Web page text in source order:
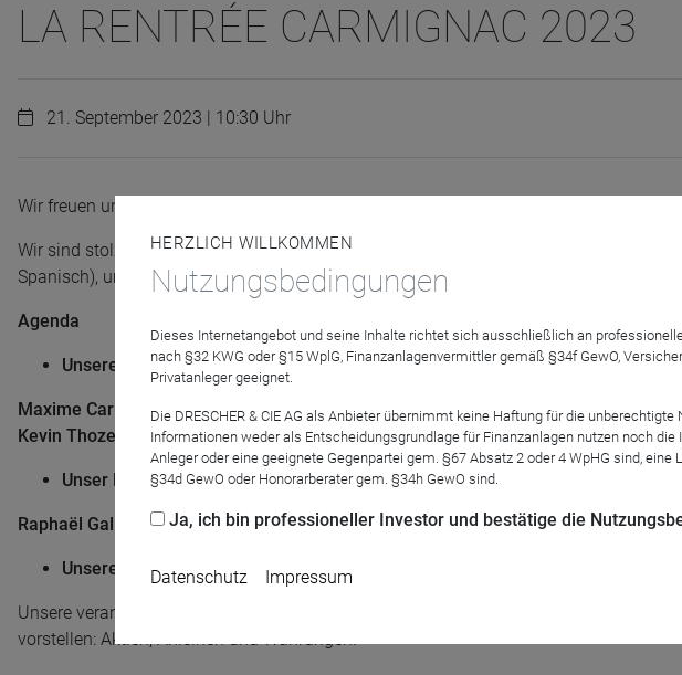
LA RENTRÉE CARMIGNAC 2023
21. September 2023 | 10:30 Uhr
Wir freuen uns, Sie zur unserer nächsten globalen Digitalkonferenz,
Wir sind stolz darauf, Ihnen die Konferenz in fünf verschiedenen Sprachen
Spanisch), um sicherzustellen, dass jeder Teilnehmer die Möglichkeit hat, in seiner
Agenda
Unsere Produktstrategie und Performancerückblick:
Maxime Carmignac ,Managing Director Carmignac UK
Kevin Thozet
Portfolio Advisor & Member of the Investment Committee
Unser Makroökonomisches Szenario:
Raphaël Gallardo,Chief Economist
Unsere Anlagestrategie
Unsere verantwortlichen Teams werden Carmignacs Überzeugungen für die
vorstellen: Aktien, Anleihen und Währungen.
HERZLICH WILLKOMMEN
Nutzungsbedingungen
Dieses Internetangebot und seine Inhalte richtet sich ausschließlich an
nach §32 KWG oder §15 WplG, Finanzanlagenvermittler gemäß §34f GewO,
Privatanleger geeignet.
Die DRESCHER & CIE AG als Anbieter übernimmt keine Haftung für die
Informationen weder als Entscheidungsgrundlage für Finanzanlagen nutzen noch
Anleger oder eine geeignete Gegenpartei gem. §67 Absatz 2 oder 4 WpHG sind,
§34d GewO oder Honorarberater gem. §34h GewO sind.
Ja, ich bin professioneller Investor und bestätige die
Datenschutz Impressum